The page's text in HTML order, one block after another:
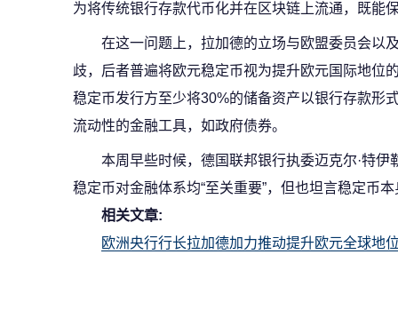
为将传统银行存款代币化并在区块链上流通，既能
在这一问题上，拉加德的立场与欧盟委员会以
歧，后者普遍将欧元稳定币视为提升欧元国际地位
稳定币发行方至少将30%的储备资产以银行存款形
流动性的金融工具，如政府债券。
本周早些时候，德国联邦银行执委迈克尔·特
稳定币对金融体系均“至关重要”，但也坦言稳定币
相关文章:
欧洲央行行长拉加德加力推动提升欧元全球地